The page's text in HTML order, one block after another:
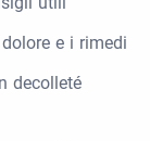
e i rimedi
decolleté